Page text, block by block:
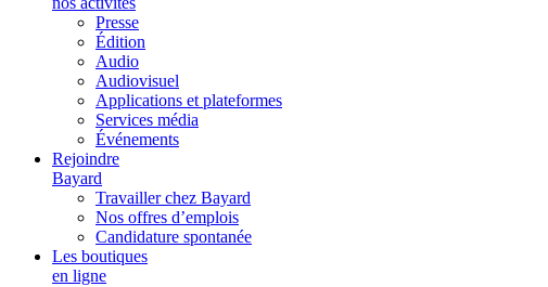
Presse
Édition
Audio
Audiovisuel
Applications et plateformes
Services média
Événements
Rejoindre
Bayard
Travailler chez Bayard
Nos offres d’emplois
Candidature spontanée
Les boutiques
en ligne